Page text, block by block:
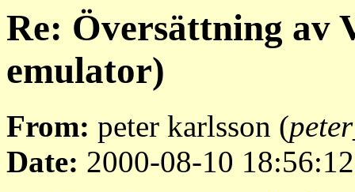
Re: Översättning av
emulator)
From: peter karlsson (
Date: 2000-08-10 18:56:12